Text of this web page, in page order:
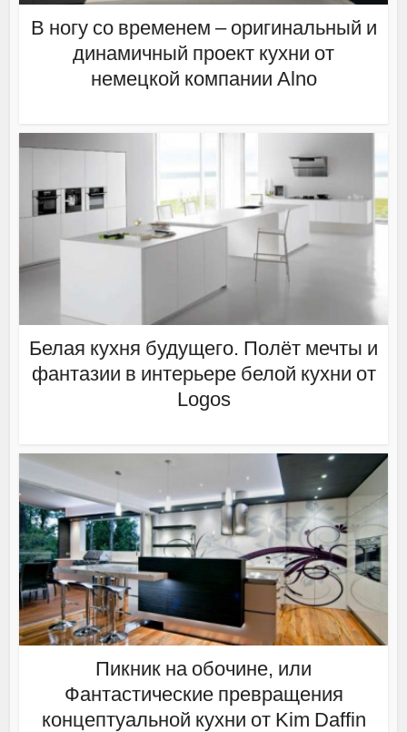
В ногу со временем – оригинальный и
динамичный проект кухни от
немецкой компании Alno
Белая кухня будущего. Полёт мечты и
фантазии в интерьере белой кухни от
Logos
Пикник на обочине, или
Фантастические превращения
концептуальной кухни от Kim Daffin